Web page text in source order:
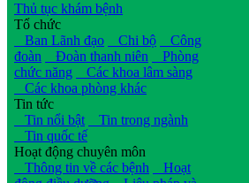
Thủ tục khám bệnh
Tổ chức
Ban Lãnh đạo
Chi bộ
Công
đoàn
Đoàn thanh niên
Phòng
chức năng
Các khoa lâm sàng
Các khoa phòng khác
Tin tức
Tin nổi bật
Tin trong ngành
Tin quốc tế
Hoạt động chuyên môn
Thông tin về các bệnh
Hoạt